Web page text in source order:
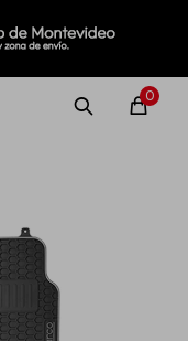
0
MI CUENTA
Rolling Repuestos